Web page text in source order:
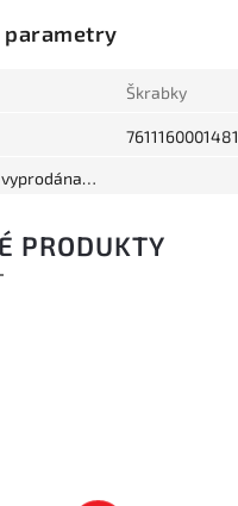
parametry
Škrabky
7611160001481
vyprodána…
PRODUKTY